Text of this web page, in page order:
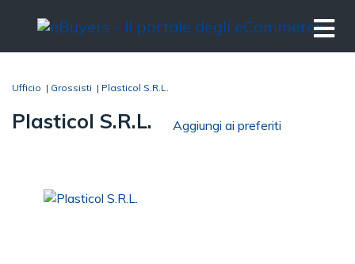
Ufficio | Grossisti | Plasticol S.R.L.
Plasticol S.R.L. Aggiungi ai preferiti